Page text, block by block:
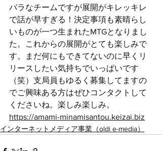
バラなチームですが展開がキレッキレ
で話が早すぎる！決定事項も素晴らし
いものが一つ生まれたMTGとなりまし
た。これからの展開がとても楽しみで
す。まだ何にもできてないのに早くリ
リースしたい気持ちでいっぱいです
（笑）支局員もゆるく募集してますの
でご興味ある方はぜひコンタクトして
くださいね。楽しみ楽しみ。
https://amami-minamisantou.keizai.biz
インターネットメディア事業（oldi e-media）